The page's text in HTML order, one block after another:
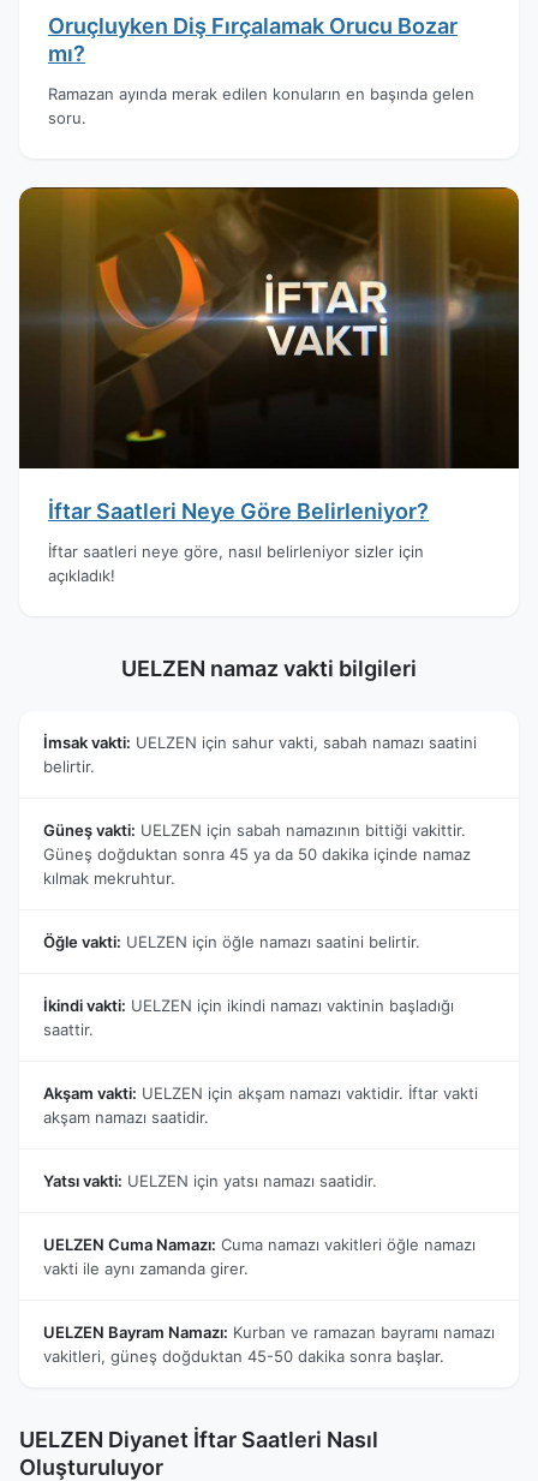
Oruçluyken Diş Fırçalamak Orucu Bozar
mı?
Ramazan ayında merak edilen konuların en başında gelen
soru.
İftar Saatleri Neye Göre Belirleniyor?
İftar saatleri neye göre, nasıl belirleniyor sizler için
açıkladık!
UELZEN namaz vakti bilgileri
İmsak vakti: UELZEN için sahur vakti, sabah namazı saatini
belirtir.
Güneş vakti: UELZEN için sabah namazının bittiği vakittir.
Güneş doğduktan sonra 45 ya da 50 dakika içinde namaz
kılmak mekruhtur.
Öğle vakti: UELZEN için öğle namazı saatini belirtir.
İkindi vakti: UELZEN için ikindi namazı vaktinin başladığı
saattir.
Akşam vakti: UELZEN için akşam namazı vaktidir. İftar vakti
akşam namazı saatidir.
Yatsı vakti: UELZEN için yatsı namazı saatidir.
UELZEN Cuma Namazı: Cuma namazı vakitleri öğle namazı
vakti ile aynı zamanda girer.
UELZEN Bayram Namazı: Kurban ve ramazan bayramı namazı
vakitleri, güneş doğduktan 45-50 dakika sonra başlar.
UELZEN Diyanet İftar Saatleri Nasıl
Oluşturuluyor